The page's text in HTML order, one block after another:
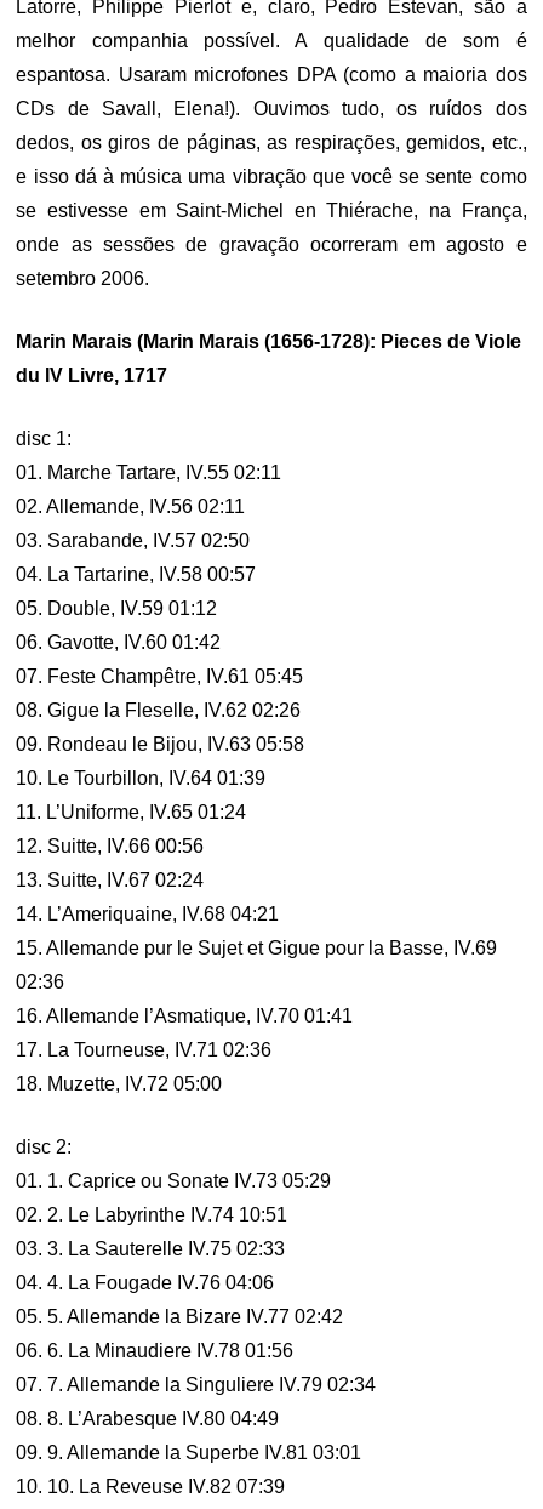
Latorre, Philippe Pierlot e, claro, Pedro Estevan, são a
melhor companhia possível. A qualidade de som é
espantosa. Usaram microfones DPA (como a maioria dos
CDs de Savall, Elena!). Ouvimos tudo, os ruídos dos
dedos, os giros de páginas, as respirações, gemidos, etc.,
e isso dá à música uma vibração que você se sente como
se estivesse em Saint-Michel en Thiérache, na França,
onde as sessões de gravação ocorreram em agosto e
setembro 2006.
Marin Marais (Marin Marais (1656-1728): Pieces de Viole
du IV Livre, 1717
disc 1:
01. Marche Tartare, IV.55 02:11
02. Allemande, IV.56 02:11
03. Sarabande, IV.57 02:50
04. La Tartarine, IV.58 00:57
05. Double, IV.59 01:12
06. Gavotte, IV.60 01:42
07. Feste Champêtre, IV.61 05:45
08. Gigue la Fleselle, IV.62 02:26
09. Rondeau le Bijou, IV.63 05:58
10. Le Tourbillon, IV.64 01:39
11. L’Uniforme, IV.65 01:24
12. Suitte, IV.66 00:56
13. Suitte, IV.67 02:24
14. L’Ameriquaine, IV.68 04:21
15. Allemande pur le Sujet et Gigue pour la Basse, IV.69
02:36
16. Allemande l’Asmatique, IV.70 01:41
17. La Tourneuse, IV.71 02:36
18. Muzette, IV.72 05:00
disc 2:
01. 1. Caprice ou Sonate IV.73 05:29
02. 2. Le Labyrinthe IV.74 10:51
03. 3. La Sauterelle IV.75 02:33
04. 4. La Fougade IV.76 04:06
05. 5. Allemande la Bizare IV.77 02:42
06. 6. La Minaudiere IV.78 01:56
07. 7. Allemande la Singuliere IV.79 02:34
08. 8. L’Arabesque IV.80 04:49
09. 9. Allemande la Superbe IV.81 03:01
10. 10. La Reveuse IV.82 07:39